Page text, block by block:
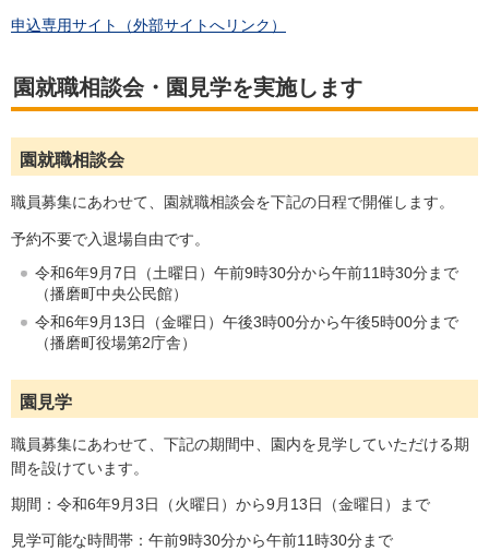
申込専用サイト（外部サイトへリンク）
園就職相談会・園見学を実施します
園就職相談会
職員募集にあわせて、園就職相談会を下記の日程で開催します。
予約不要で入退場自由です。
令和6年9月7日（土曜日）午前9時30分から午前11時30分まで
（播磨町中央公民館）
令和6年9月13日（金曜日）午後3時00分から午後5時00分まで
（播磨町役場第2庁舎）
園見学
職員募集にあわせて、下記の期間中、園内を見学していただける期
間を設けています。
期間：令和6年9月3日（火曜日）から9月13日（金曜日）まで
見学可能な時間帯：午前9時30分から午前11時30分まで